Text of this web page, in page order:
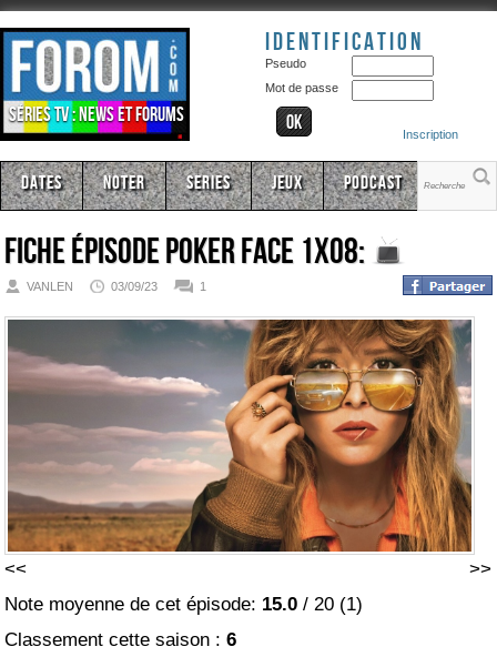
Séries TV : news et forums
Identification
Pseudo
Mot de passe
Inscription
Dates Noter Series Jeux Podcast
Fiche épisodePoker Face 1x08:
VANLEN 03/09/23 1
<<
>>
Note moyenne de cet épisode: 15.0 / 20 (1)
Classement cette saison :6